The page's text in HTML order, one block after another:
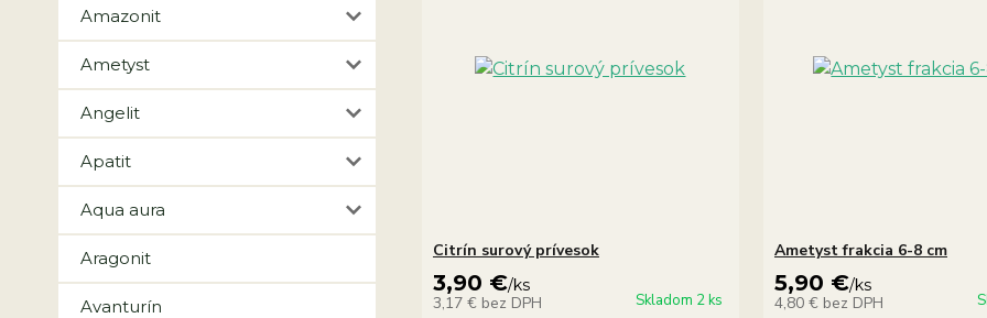
Amazonit
Ametyst
Angelit
Apatit
Aqua aura
Aragonit
Avanturín
Citrín surový prívesok
3,90 €/ks
3,17 € bez DPH Skladom 2 ks
Ametyst frakcia 6-8 cm
5,90 €/ks
4,80 € bez DPH